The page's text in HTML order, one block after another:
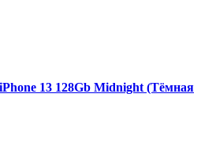
13 128Gb Midnight (Тёмная